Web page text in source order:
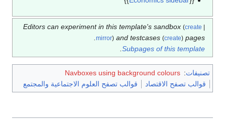
Editors can experiment in this template's sandbox(create
mirror) and testcases(create)pages.
Subpages of this template
.
تصنيفات:
Navboxes using background colours
قوالب تصفح الاقتصاد
قوالب تصفح العلوم الاجتماعية والمجتمع